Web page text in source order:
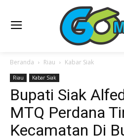
Beranda Riau Kabar Siak
Riau Kabar Siak
Bupati Siak
MTQ Perdana
Kecamatan Di